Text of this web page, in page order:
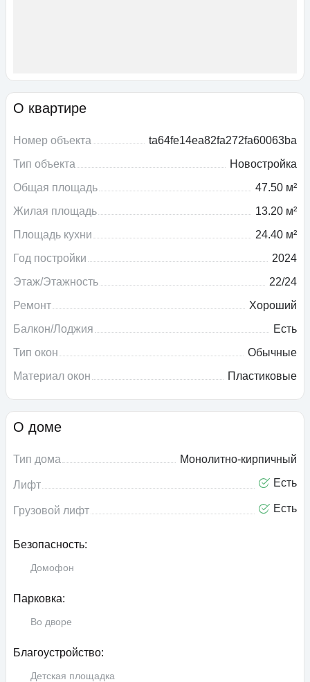
О квартире
Номер объекта
ta64fe14ea82fa272fa60063ba
Тип объекта
Новостройка
Общая площадь
47.50 м²
Жилая площадь
13.20 м²
Площадь кухни
24.40 м²
Год постройки
2024
Этаж/Этажность
22/24
Ремонт
Хороший
Балкон/Лоджия
Есть
Тип окон
Обычные
Материал окон
Пластиковые
О доме
Тип дома Монолитно-кирпичный
Лифт Есть
Грузовой лифт Есть
Безопасность:
Домофон
Парковка:
Во дворе
Благоустройство:
Детская площадка